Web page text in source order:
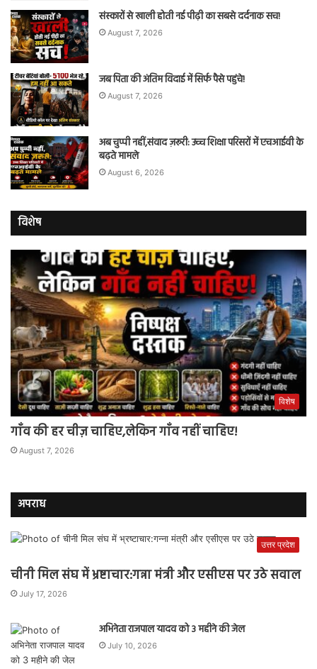
संस्कारों से खाली होती नई पीढ़ी का सबसे दर्दनाक सच!
August 7, 2026
जब पिता की अंतिम विदाई में सिर्फ पैसे पहुंचे!
August 7, 2026
अब चुप्पी नहीं,संवाद ज़रूरी: उच्च शिक्षा परिसरों में एचआईवी के
बढ़ते मामले
August 6, 2026
विशेष
विशेष
गाँव की हर चीज़ चाहिए,लेकिन गाँव नहीं चाहिए!
August 7, 2026
अपराध
उत्तर प्रदेश
चीनी मिल संघ में भ्रष्टाचार:गन्ना मंत्री और एसीएस पर उठे सवाल
July 17, 2026
अभिनेता राजपाल यादव को 3 महीने की जेल
July 10, 2026